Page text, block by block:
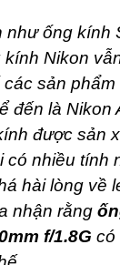
như ống kính
Nikon
sản
đến là Nikon
được sản
có nhiều tính
hài lòng về
nhận rằng
f/1.8G có